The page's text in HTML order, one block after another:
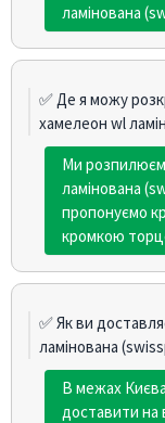
ламінована
✅ Де я можу
хамелеон wl
Ми
ламінована
пропонуємо
кромкою
✅ Як ви
ламінована
В межах
доставити на